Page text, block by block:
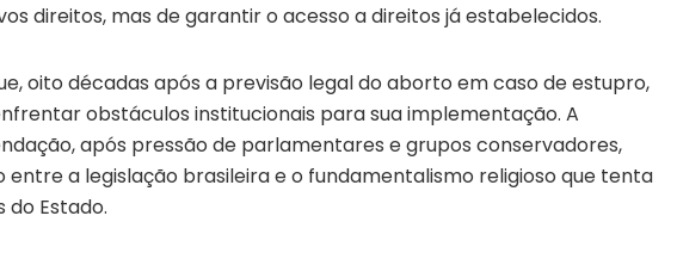
direitos, mas de garantir o acesso a direitos já estabelecidos.
oito décadas após a previsão legal do aborto em caso de estupro,
obstáculos institucionais para sua implementação. A
após pressão de parlamentares e grupos conservadores,
entre a legislação brasileira e o fundamentalismo religioso que tenta
Estado.